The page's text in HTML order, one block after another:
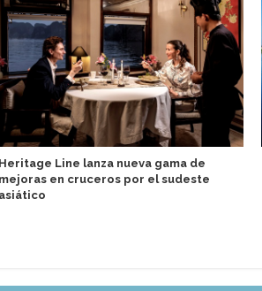
Heritage Line lanza nueva gama de
mejoras en cruceros por el sudeste
asiático